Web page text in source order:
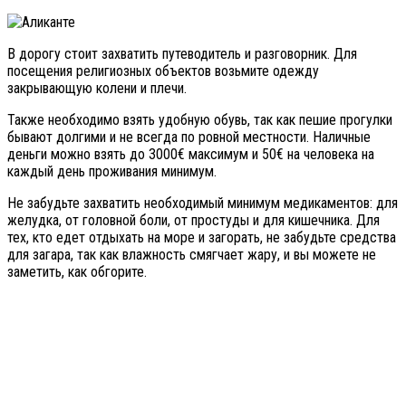
В дорогу стоит захватить путеводитель и разговорник. Для
посещения религиозных объектов возьмите одежду
закрывающую колени и плечи.
Также необходимо взять удобную обувь, так как пешие прогулки
бывают долгими и не всегда по ровной местности. Наличные
деньги можно взять до 3000€ максимум и 50€ на человека на
каждый день проживания минимум.
Не забудьте захватить необходимый минимум медикаментов: для
желудка, от головной боли, от простуды и для кишечника. Для
тех, кто едет отдыхать на море и загорать, не забудьте средства
для загара, так как влажность смягчает жару, и вы можете не
заметить, как обгорите.